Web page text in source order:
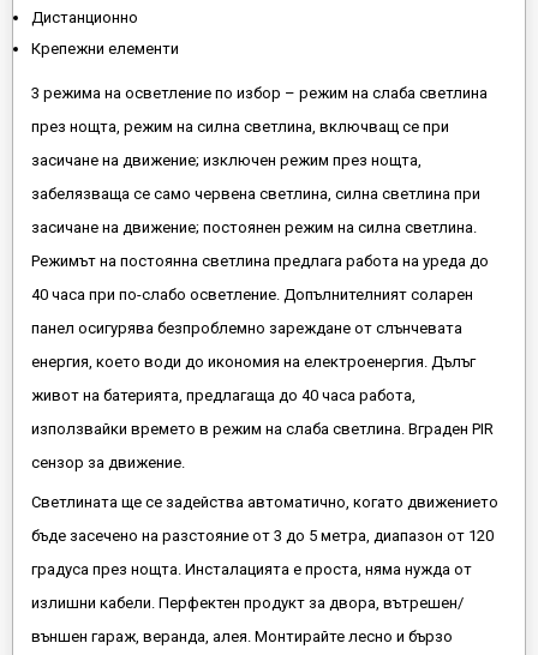
Дистанционно
Крепежни елементи
3 режима на осветление по избор – режим на слаба светлина
през нощта, режим на силна светлина, включващ се при
засичане на движение; изключен режим през нощта,
забелязваща се само червена светлина, силна светлина при
засичане на движение; постоянен режим на силна светлина.
Режимът на постоянна светлина предлага работа на уреда до
40 часа при по-слабо осветление. Допълнителният соларен
панел осигурява безпроблемно зареждане от слънчевата
енергия, което води до икономия на електроенергия. Дълъг
живот на батерията, предлагаща до 40 часа работа,
използвайки времето в режим на слаба светлина. Вграден PIR
сензор за движение.
Светлината ще се задейства автоматично, когато движението
бъде засечено на разстояние от 3 до 5 метра, диапазон от 120
градуса през нощта. Инсталацията е проста, няма нужда от
излишни кабели. Перфектен продукт за двора, вътрешен/
външен гараж, веранда, алея. Монтирайте лесно и бързо